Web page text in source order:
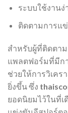
ระบบใช้งาน
ติดตามการแ
สำหรับผู้ที่ติดตาม
แพลตฟอร์มที่มีก
ช่วยให้การวิเคร
ยิ่งขึ้น ซึ่ง
ยอดนิยมไว้ในที่เ